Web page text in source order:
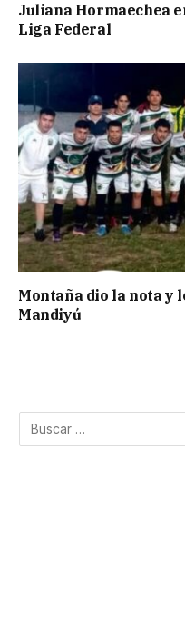
Juliana Hormaechea
Liga Federal
Montaña dio la nota y
Mandiyú